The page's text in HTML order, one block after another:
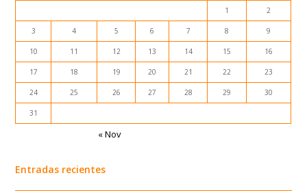
1
2
3 4 5 6 7 8 9
10 11 12 13 14 15 16
17 18 19 20 21 22 23
24 25 26 27 28 29 30
31
« Nov
Entradas recientes